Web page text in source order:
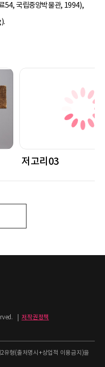
54, 국립중앙박물관, 1994),
저고리03
저작권정책
유형(출처명시+상업적 이용금지)을